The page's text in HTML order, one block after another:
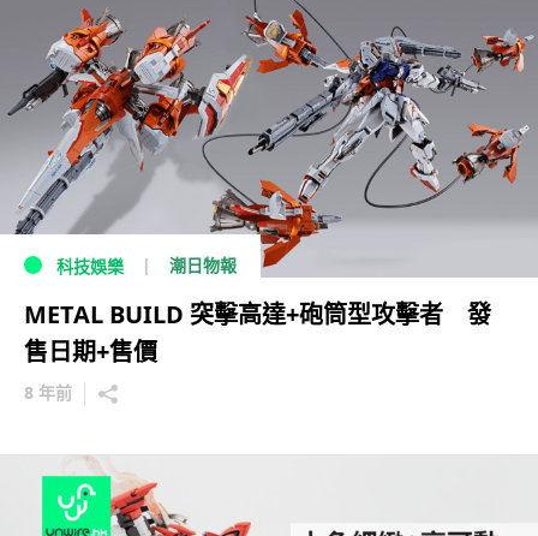
科技娛樂 潮日物報
METAL BUILD 突擊高達+砲筒型攻擊者 發
售日期+售價
8 年前